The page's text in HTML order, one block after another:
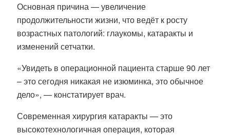
Основная причина — увеличение
продолжительности жизни, что ведёт к росту
возрастных патологий: глаукомы, катаракты и
изменений сетчатки.
«Увидеть в операционной пациента старше 90 лет
– это сегодня никакая не изюминка, это обычное
дело», — констатирует врач.
Современная хирургия катаракты — это
высокотехнологичная операция, которая